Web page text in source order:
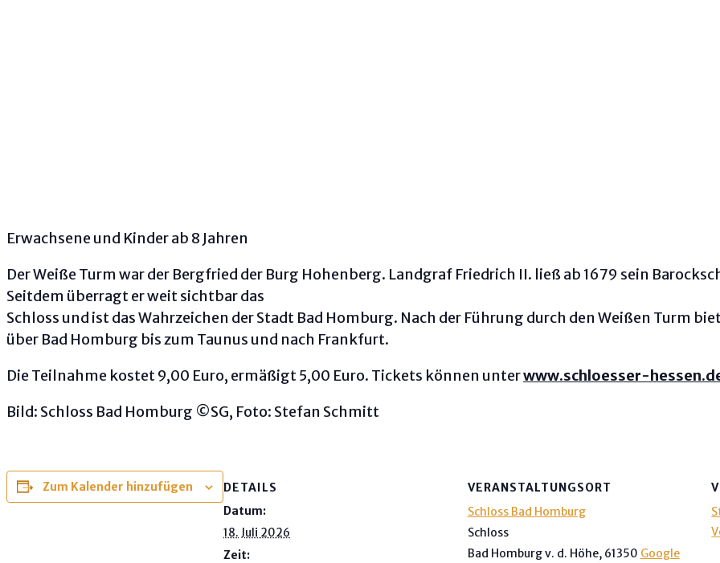
Erwachsene und Kinder ab 8 Jahren
Der Weiße Turm war der Bergfried der Burg Hohenberg. Landgraf Friedrich II. ließ ab 1679 sein
Seitdem überragt er weit sichtbar das
Schloss und ist das Wahrzeichen der Stadt Bad Homburg. Nach der Führung durch den Weißen Turm
über Bad Homburg bis zum Taunus und nach Frankfurt.
Die Teilnahme kostet 9,00 Euro, ermäßigt 5,00 Euro. Tickets können unterwww.schloesser-
Bild: Schloss Bad Homburg ©SG, Foto: Stefan Schmitt
Zum Kalender hinzufügen
DETAILS
Datum:
18. Juli 2026
Zeit:
VERANSTALTUNGSORT
Schloss Bad Homburg
Schloss
Bad Homburg v. d. Höhe, 61350 Google